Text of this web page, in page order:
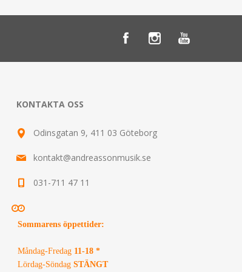
KONTAKTA OSS
Odinsgatan 9, 411 03 Göteborg
kontakt@andreassonmusik.se
031-711 47 11
Sommarens öppettider:
Måndag-Fredag 11-18 *
Lördag-Söndag STÄNGT